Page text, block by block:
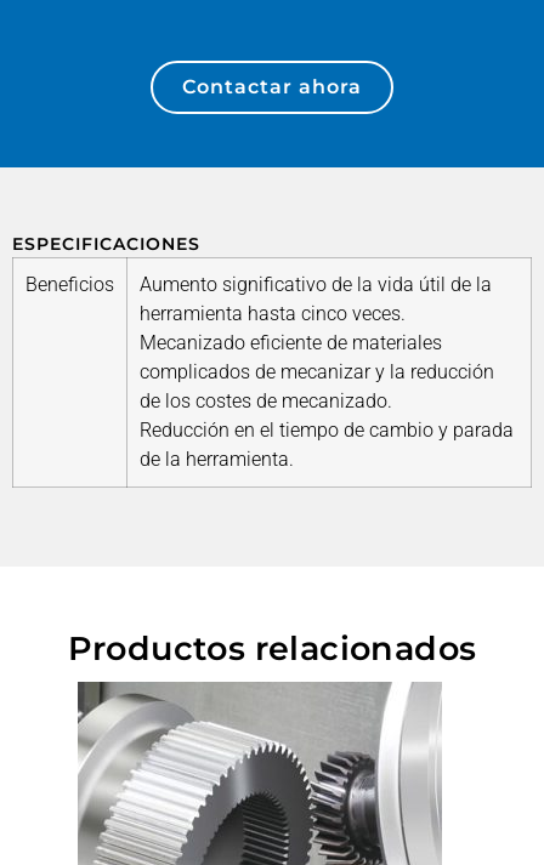
Contactar ahora
ESPECIFICACIONES
Beneficios
Aumento significativo de la vida útil de la
herramienta hasta cinco veces.
Mecanizado eficiente de materiales
complicados de mecanizar y la reducción
de los costes de mecanizado.
Reducción en el tiempo de cambio y parada
de la herramienta.
Productos relacionados